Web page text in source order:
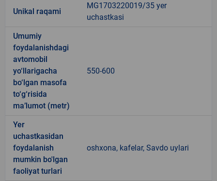
Unikal raqami
MG1703220019/35 yer
uchastkasi
Umumiy
foydalanishdagi
avtomobil
yo‘llarigacha
bo‘lgan masofa
to‘g‘risida
ma’lumot (metr)
550-600
Yer
uchastkasidan
foydalanish
mumkin bo'lgan
faoliyat turlari
oshxona, kafelar, Savdo uylari